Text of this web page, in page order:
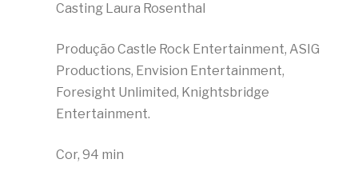
Casting Laura Rosenthal
Produção Castle Rock Entertainment, ASIG
Productions, Envision Entertainment,
Foresight Unlimited, Knightsbridge
Entertainment.
Cor, 94 min